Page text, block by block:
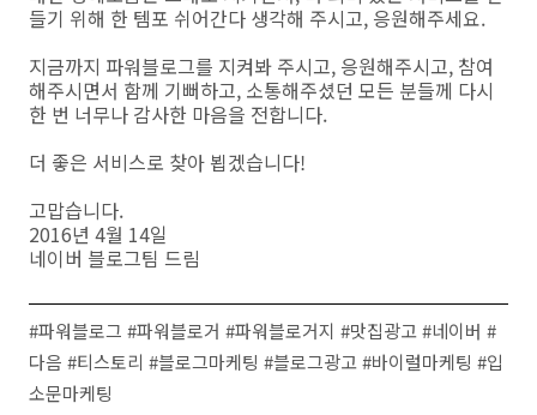
들기 위해 한 템포 쉬어간다 생각해 주시고, 응원해주세요.
지금까지 파워블로그를 지켜봐 주시고, 응원해주시고, 참여
해주시면서 함께 기뻐하고, 소통해주셨던 모든 분들께 다시
한 번 너무나 감사한 마음을 전합니다.
더 좋은 서비스로 찾아 뵙겠습니다!
고맙습니다.
2016년 4월 14일
네이버 블로그팀 드림
#파워블로그 #파워블로거 #파워블로거지 #맛집광고 #네이버 #
다음 #티스토리 #블로그마케팅 #블로그광고 #바이럴마케팅 #입
소문마케팅